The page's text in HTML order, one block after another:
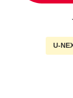
U-